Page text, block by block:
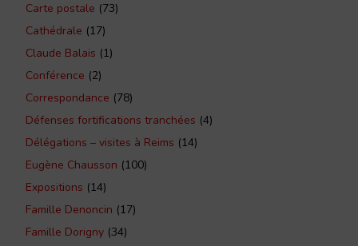
Carte postale (73)
Cathédrale (17)
Claude Balais (1)
Conférence (2)
Correspondance (78)
Défenses fortifications tranchées (4)
Délégations – visites à Reims (14)
Eugène Chausson (100)
Expositions (14)
Famille Denoncin (17)
Famille Dorigny (34)